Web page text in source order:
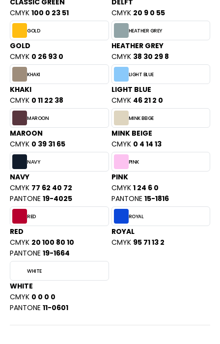
- BLOUSON
SERIE
GEN
MORNING STUDIOS
SEGURIDAD
DUICK
CLASSIC GREEN
CMYK 100 0 23 51
DELFT
CMYK 20 9 0 55
GOLD
GOLD
CMYK 0 26 93 0
HEATHER GREY
HEATHER GREY
CMYK 38 30 29 8
KHAKI
KHAKI
CMYK 0 11 22 38
LIGHT BLUE
LIGHT BLUE
CMYK 46 21 2 0
MAROON
MAROON
CMYK 0 39 31 65
MINK BEIGE
MINK BEIGE
CMYK 0 4 14 13
NAVY
NAVY
CMYK 77 62 40 72
PANTONE 19-4025
PINK
PINK
CMYK 1 24 6 0
PANTONE 15-1816
RED
RED
CMYK 20 100 80 10
PANTONE 19-1664
ROYAL
ROYAL
CMYK 95 71 13 2
WHITE
WHITE
CMYK 0 0 0 0
PANTONE 11-0601